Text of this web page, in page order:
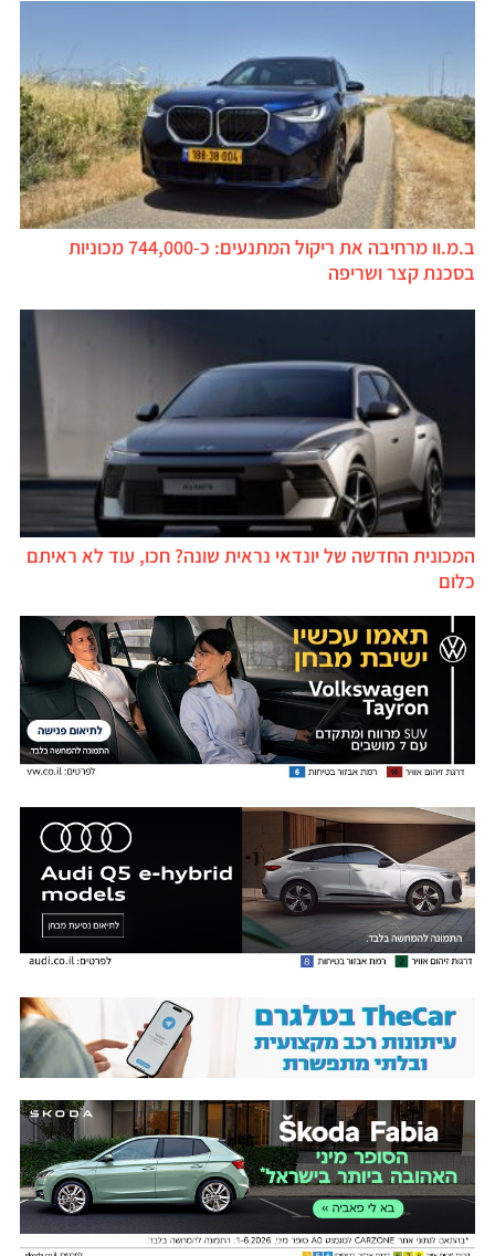
ב.מ.וו מרחיבה את ריקול המתנעים: כ-744,000 מכוניות
בסכנת קצר ושריפה
המכונית החדשה של יונדאי נראית שונה? חכו, עוד לא ראיתם
כלום